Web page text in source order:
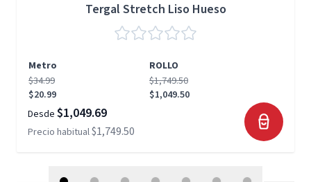
Tergal Stretch Liso Hueso
Metro
ROLLO
$34.99
$20.99
$1,749.50
$1,049.50
Desde $1,049.69
Precio habitual$1,749.50